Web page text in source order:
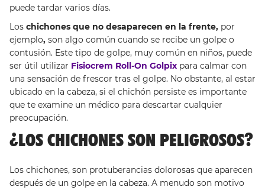
puede tardar varios días.
Los chichones que no desaparecen en la frente, por
ejemplo, son algo común cuando se recibe un golpe o
contusión. Este tipo de golpe, muy común en niños, puede
ser útil utilizar Fisiocrem Roll-On Golpix para calmar con
una sensación de frescor tras el golpe. No obstante, al estar
ubicado en la cabeza, si el chichón persiste es importante
que te examine un médico para descartar cualquier
preocupación.
¿LOS CHICHONES SON PELIGROSOS?
Los chichones, son protuberancias dolorosas que aparecen
después de un golpe en la cabeza. A menudo son motivo